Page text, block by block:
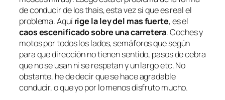
de conducir de los thais, esta vez si que es real el
problema. Aquí rige la ley del mas fuerte, es el
caos escenificado sobre una carretera. Coches y
motos por todos los lados, semáforos que según
para que dirección no tienen sentido, pasos de cebra
que no se usan ni se respetan y un largo etc. No
obstante, he de decir que se hace agradable
conducir, o que yo por lo menos disfruto mucho.